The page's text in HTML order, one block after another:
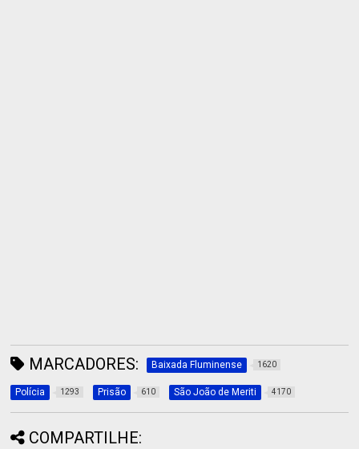
MARCADORES: Baixada Fluminense 1620
Polícia 1293 Prisão 610 São João de Meriti 4170
COMPARTILHE: